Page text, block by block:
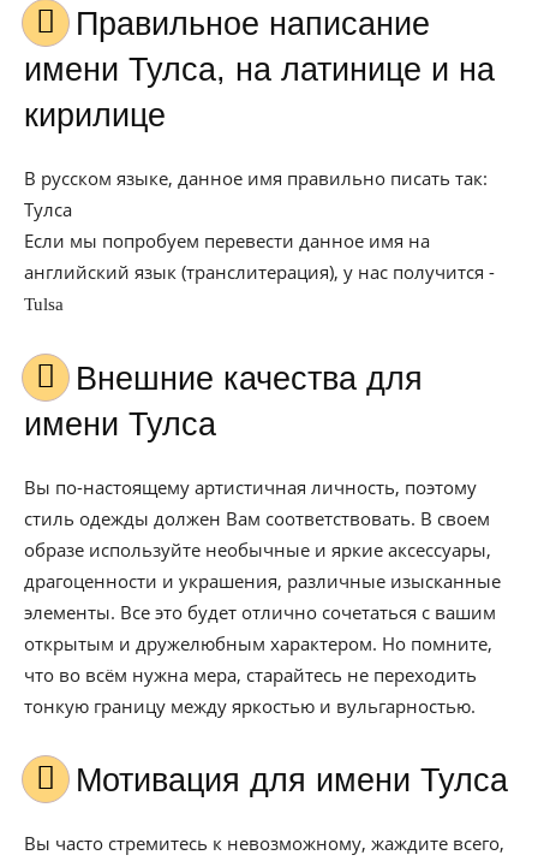
Правильное написание
имени Тулса, на латинице и на
кирилице
В русском языке, данное имя правильно писать так:
Тулса
Если мы попробуем перевести данное имя на
английский язык (транслитерация), у нас получится -
Tulsa
Внешние качества для
имени Тулса
Вы по-настоящему артистичная личность, поэтому
стиль одежды должен Вам соответствовать. В своем
образе используйте необычные и яркие аксессуары,
драгоценности и украшения, различные изысканные
элементы. Все это будет отлично сочетаться с вашим
открытым и дружелюбным характером. Но помните,
что во всём нужна мера, старайтесь не переходить
тонкую границу между яркостью и вульгарностью.
Мотивация для имени Тулса
Вы часто стремитесь к невозможному, жаждите всего,